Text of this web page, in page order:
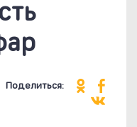
Поделиться: